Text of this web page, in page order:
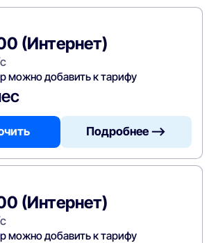
(Интернет)
можно добавить к тарифу
Подробнее —>
(Интернет)
можно добавить к тарифу